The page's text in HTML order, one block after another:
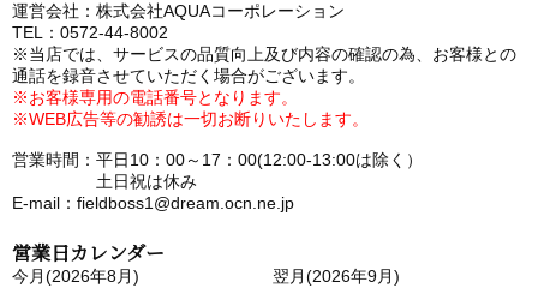
運営会社：株式会社AQUAコーポレーション
TEL：0572-44-8002
※当店では、サービスの品質向上及び内容の確認の為、お客様との
通話を録音させていただく場合がございます。
※お客様専用の電話番号となります。
※WEB広告等の勧誘は一切お断りいたします。
営業時間：平日10：00～17：00(12:00-13:00は除く）
土日祝は休み
E-mail：fieldboss1@dream.ocn.ne.jp
営業日カレンダー
今月(2026年8月)
翌月(2026年9月)